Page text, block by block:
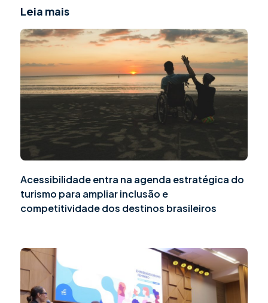
Leia mais
Acessibilidade entra na agenda estratégica do
turismo para ampliar inclusão e
competitividade dos destinos brasileiros